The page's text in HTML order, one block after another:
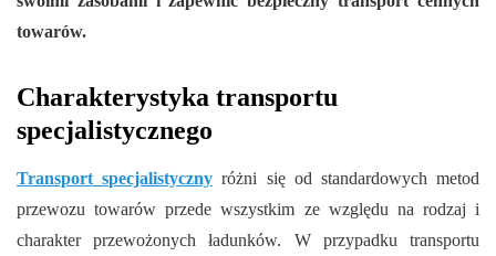
towarów.
Charakterystyka transportu
specjalistycznego
Transport specjalistyczny różni się od standardowych metod
przewozu towarów przede wszystkim ze względu na rodzaj i
charakter przewożonych ładunków. W przypadku transportu